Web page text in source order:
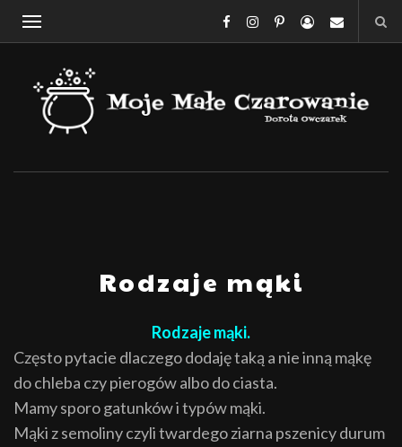
Rodzaje mąki
Rodzaje mąki.
Często pytacie dlaczego dodaję taką a nie inną mąkę
do chleba czy pierogów albo do ciasta.
Mamy sporo gatunków i typów mąki.
Mąki z semoliny czyli twardego ziarna pszenicy durum